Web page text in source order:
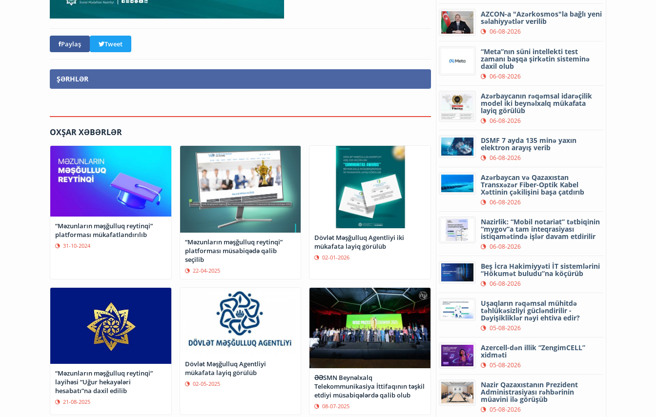
Paylaş Tweet
ŞƏRHLƏR
OXŞAR XƏBƏRLƏR
“Məzunların məşğulluq reytinqi”
platforması mükafatlandırılıb
31-10-2024
“Məzunların məşğulluq reytinqi”
platforması müsabiqədə qalib
seçilib
22-04-2025
Dövlət Məşğulluq Agentliyi iki
mükafata layiq görülüb
02-01-2026
“Məzunların məşğulluq reytinqi”
layihəsi “Uğur hekayələri
hesabatı”na daxil edilib
21-08-2025
Dövlət Məşğulluq Agentliyi
mükafata layiq görülüb
02-05-2025
ƏƏSMN Beynəlxalq
Telekommunikasiya İttifaqının təşkil
etdiyi müsabiqələrdə qalib olub
08-07-2025
AZCON-a "Azərkosmos"la bağlı yeni
səlahiyyətlər verilib
06-08-2026
“Meta”nın süni intellekti test
zamanı başqa şirkətin sisteminə
daxil olub
06-08-2026
Azərbaycanın rəqəmsal idarəçilik
model iki beynəlxalq mükafata
layiq görülüb
06-08-2026
DSMF 7 ayda 135 minə yaxın
elektron arayış verib
06-08-2026
Azərbaycan və Qazaxıstan
Transxəzər Fiber-Optik Kabel
Xəttinin çəkilişini başa çatdırıb
06-08-2026
Nazirlik: “Mobil notariat” tətbiqinin
“mygov”a tam inteqrasiyası
istiqamətində işlər davam etdirilir
06-08-2026
Beş İcra Hakimiyyəti İT sistemlərini
“Hökumət buludu”na köçürüb
06-08-2026
Uşaqların rəqəmsal mühitdə
təhlükəsizliyi gücləndirilir -
Dəyişikliklər nəyi ehtiva edir?
05-08-2026
Azercell-dən illik “ZengimCELL”
xidməti
05-08-2026
Nazir Qazaxıstanın Prezident
Administrasiyası rəhbərinin
müavini ilə görüşüb
05-08-2026